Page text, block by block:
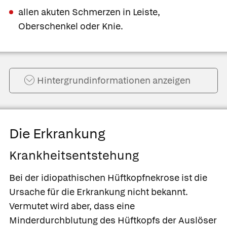
allen akuten Schmerzen in Leiste,
Oberschenkel oder Knie.
Hintergrund­informationen anzeigen
Die Erkrankung
Krankheitsentstehung
Bei der idiopathischen Hüftkopfnekrose ist die
Ursache für die Erkrankung nicht bekannt.
Vermutet wird aber, dass eine
Minderdurchblutung des Hüftkopfs der Auslöser